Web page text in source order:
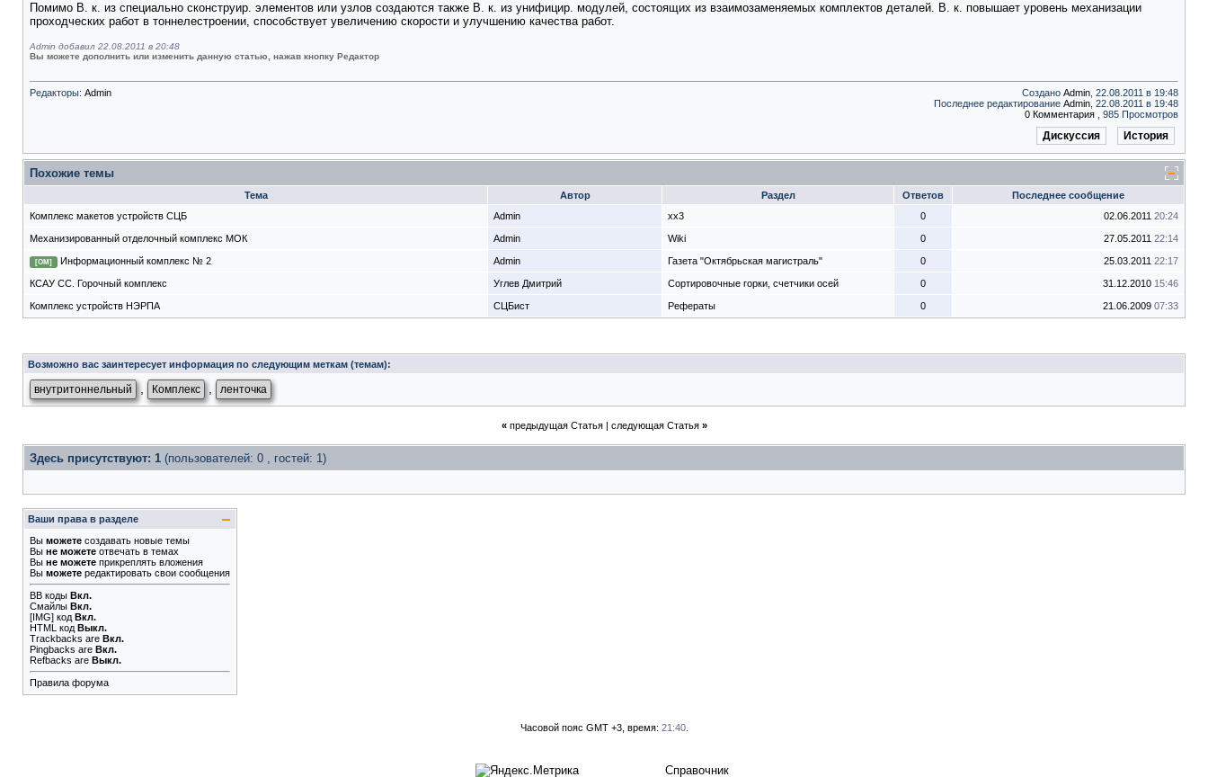
Помимо В. к. из специально сконструир. элементов или узлов создаются также В. к. из унифицир. модулей, состоящих из взаимозаменяемых комплектов деталей. В. к. повышает уровень механизации
проходческих работ в тоннелестроении, способствует увеличению скорости и улучшению качества работ.
Admin добавил 22.08.2011 в 20:48
Вы можете дополнить или изменить данную статью, нажав кнопку Редактор
Редакторы: Admin Создано Admin , 22.08.2011 в 19:48
Последнее редактирование Admin , 22.08.2011 в 19:48
0 Комментария , 985 Просмотров
Дискуссия История
Похожие темы
Тема Автор Раздел Ответов
Последнее сообщение
Комплекс макетов устройств СЦБ
Admin xx3 0 02.06.2011 20:24
Механизированный отделочный комплекс МОК Admin Wiki 0 27.05.2011 22:14
[ОМ] Информационный комплекс № 2 Admin Газета "Октябрьская магистраль" 0 25.03.2011 22:17
КСАУ СС. Горочный комплекс Углев Дмитрий Сортировочные горки, счетчики осей 0 31.12.2010 15:46
Комплекс устройств НЭРПА СЦБист Рефераты 0 21.06.2009 07:33
Возможно вас заинтересует информация по следующим меткам (темам):
внутритоннельный Комплекс ленточка
« предыдущая Статья| следующая Статья »
Здесь присутствуют: 1 (пользователей: 0 , гостей: 1)
Ваши права в разделе
Вы можете создавать новые темы
Вы не можете отвечать в темах
Вы не можете прикреплять вложения
Вы можете редактировать свои сообщения
BB коды Вкл.
Смайлы Вкл.
[IMG] код Вкл.
HTML код Выкл.
Trackbacks are Вкл.
Pingbacks are Вкл.
Refbacks are Выкл.
Правила форума
Часовой пояс GMT +3, время: 21:40.
Справочник